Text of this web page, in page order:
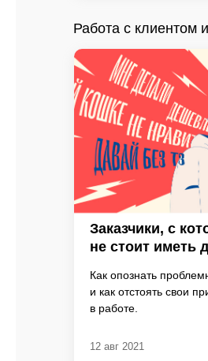
Заказчики, с
не стоит иметь
Как опознать
и как отстоять свои
в работе.
12 авг 2021
Работа с клиентом